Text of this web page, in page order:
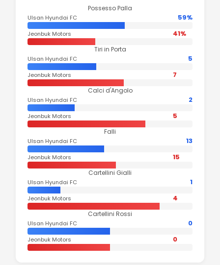
Possesso Palla
Ulsan Hyundai FC 59%
Jeonbuk Motors 41%
Tiri in Porta
Ulsan Hyundai FC 5
Jeonbuk Motors 7
Calci d'Angolo
Ulsan Hyundai FC 2
Jeonbuk Motors 5
Falli
Ulsan Hyundai FC 13
Jeonbuk Motors 15
Cartellini Gialli
Ulsan Hyundai FC 1
Jeonbuk Motors 4
Cartellini Rossi
Ulsan Hyundai FC 0
Jeonbuk Motors 0